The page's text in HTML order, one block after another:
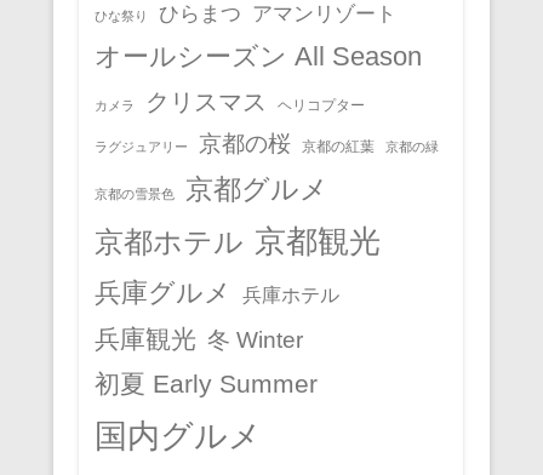
ひな祭り ひらまつ アマンリゾート
オールシーズン All Season
カメラ クリスマス ヘリコプター
ラグジュアリー 京都の桜 京都の紅葉 京都の緑
京都の雪景色 京都グルメ
京都ホテル 京都観光
兵庫グルメ 兵庫ホテル
兵庫観光 冬 Winter
初夏 Early Summer
国内グルメ